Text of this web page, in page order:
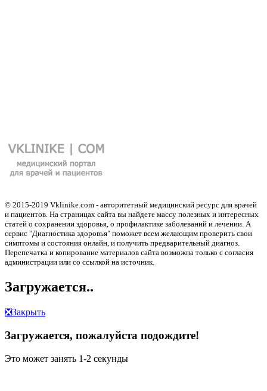
© 2015-2019 Vklinike.com - авторитетный медицинский ресурс для врачей
и пациентов. На страницах сайта вы найдете массу полезных и интересных
статей о сохранении здоровья, о профилактике заболеваний и лечении. А
сервис "Диагностика здоровья" поможет всем желающим проверить свои
симптомы и состояния онлайн, и получить предварительный диагноз.
Перепечатка и копирование материалов сайта возможна только с согласия
администрации или со ссылкой на источник.
Загружается..
❎Закрыть
Загружается, пожалуйста подождите!
Это может занять 1-2 секунды